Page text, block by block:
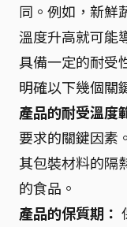
同。例如，新鮮
溫度升高就可能
具備一定的耐受
明確以下幾個關
產品的耐受溫度
要求的關鍵因素
其包裝材料的隔
的食品。
產品的保質期：